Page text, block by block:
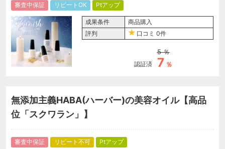
審査中保証 リピートOK Ptアップ
成果条件
商品購入
評判
口コミ 0件
認証済
5 ％
7 ％
無添加主義HABA(ハーバー)の美容オイル【高品
位「スクワラン」】
審査中保証 リピート不可 Ptアップ